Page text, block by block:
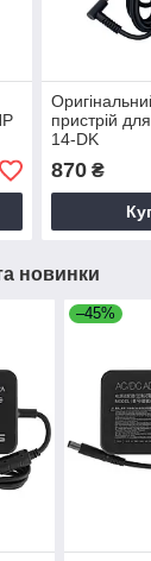
пристрій
14-DK
870₴
новинки
–45%